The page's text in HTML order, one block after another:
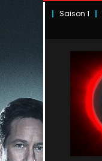
Saison 1